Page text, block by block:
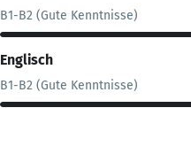
B1-B2 (Gute Kenntnisse)
Englisch
B1-B2 (Gute Kenntnisse)